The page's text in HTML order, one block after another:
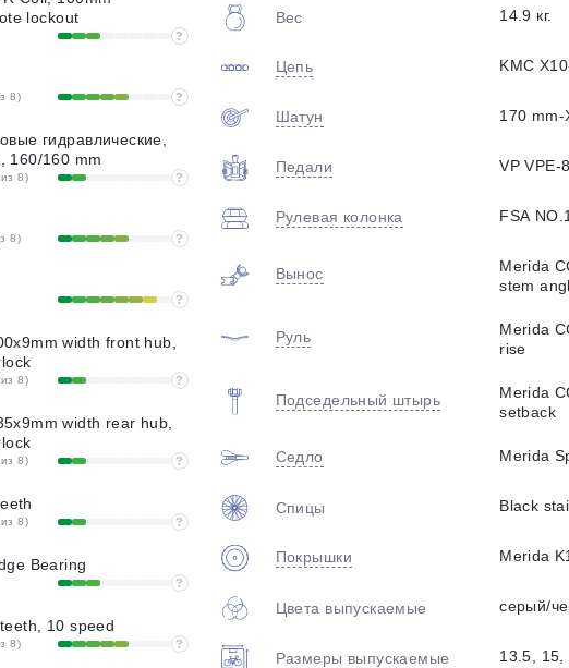
lockout
?
8) ?
гидравлические,
160/160 mm
8) ?
8) ?
?
width front hub,
8) ?
width rear hub,
8) ?
8) ?
Bearing
?
10 speed
8) ?
Вес 14.9 кг.
Цепь KMC
Шатун 170 mm-
Педали VP VPE-
Рулевая колонка FSA
Вынос
Merida
stem
Руль
Merida
rise
Подседельный штырь
Merida
setback
Седло Merida
Спицы Black
Покрышки Merida
Цвета выпускаемые серый/
Размеры выпускаемые 13.5, 15,
раз в 2 недели